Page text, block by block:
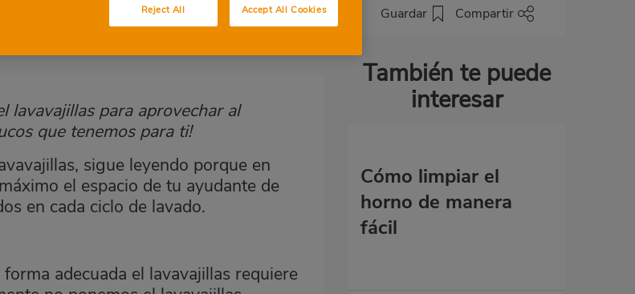
Guardar Compartir
También te puede
interesar
Cómo limpiar el
horno de manera
fácil
lavavajillas para aprovechar al
que tenemos para ti!
sigue leyendo porque en
el espacio de tu ayudante de
en cada ciclo de lavado.
adecuada el lavavajillas requiere
Reject All Accept All Cookies